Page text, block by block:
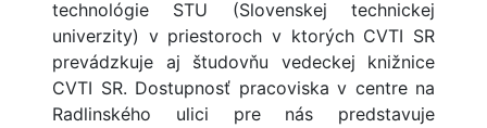
technológie STU (Slovenskej technickej
univerzity) v priestoroch v ktorých CVTI SR
prevádzkuje aj študovňu vedeckej knižnice
CVTI SR. Dostupnosť pracoviska v centre na
Radlinského ulici pre nás predstavuje